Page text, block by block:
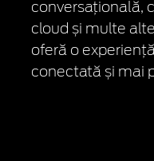
conversațională,
cloud și multe
oferă o
conectată și mai